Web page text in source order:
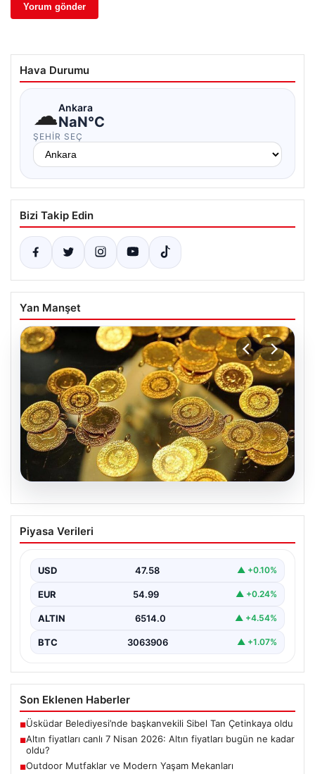
Hava Durumu
☁Ankara
NaN°C
ŞEHIR SEÇ
Bizi Takip Edin
Yan Manşet
Altın fiyatları canlı 7 Nisan 2026: Altın
fiyatları bugün ne kadar oldu?
Piyasa Verileri
USD 47.58 ▲ +0.10%
EUR 54.99 ▲ +0.24%
ALTIN 6514.0 ▲ +4.54%
BTC 3063906 ▲ +1.07%
Son Eklenen Haberler
■Üsküdar Belediyesi’nde başkanvekili Sibel Tan Çetinkaya oldu
■Altın fiyatları canlı 7 Nisan 2026: Altın fiyatları bugün ne kadar
oldu?
■Outdoor Mutfaklar ve Modern Yaşam Mekanları